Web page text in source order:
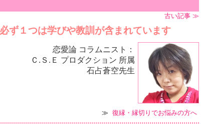
古い記事 ≫
ず１つは学びや教訓が含まれています
恋愛論 コラムニスト：
Ｃ.Ｓ.Ｅ プロダクション 所属
石占蒼空先生
≫復縁・縁切りでお悩みの方へ